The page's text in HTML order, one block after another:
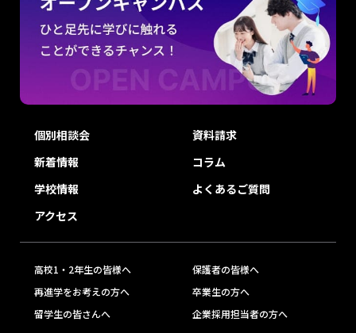
個別相談会
資料請求
新着情報
コラム
学校情報
よくあるご質問
アクセス
高校1・2年生の皆様へ
保護者の皆様へ
再進学をお考えの方へ
卒業生の方へ
留学生の皆さんへ
企業採用担当者の方へ